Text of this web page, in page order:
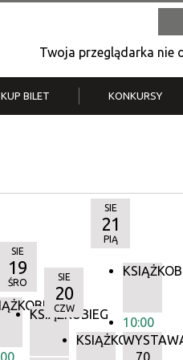
Twoja przeglądarka nie
KUP BILET KONKURSY
SIE
19
ŚRO
KSIĄŻKOBIEG
SIE
20
CZW
KSIĄŻKOBIEG
SIE
21
PIĄ
10:00
70